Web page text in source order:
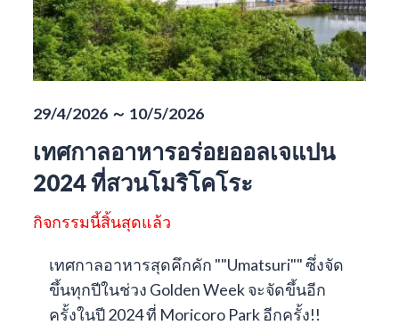
29/4/2026 ～ 10/5/2026
เทศกาลอาหารอร่อยออลเจแปน
2024 ที่สวนโมริโคโระ
กิจกรรมนี้สิ้นสุดแล้ว
เทศกาลอาหารสุดคึกคัก ""Umatsuri"" ซึ่งจัด
ขึ้นทุกปีในช่วง Golden Week จะจัดขึ้นอีก
ครั้งในปี 2024 ที่ Moricoro Park อีกครั้ง!!